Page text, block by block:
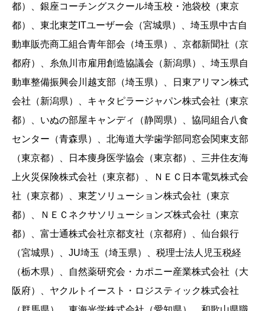
都）、銀座コーチングスクール埼玉校・池袋校（東京
都）、東北東芝ITユーザー会（宮城県）、埼玉県中古自
動車販売商工組合青年部会（埼玉県）、京都新聞社（京
都府）、糸魚川市雇用創造協議会（新潟県）、埼玉県自
動車整備振興会川越支部（埼玉県）、日東アリマン株式
会社（新潟県）、キャタピラージャパン株式会社（東京
都）、いぬの部屋キャンディ（静岡県）、協同組合八食
センター（青森県）、北海道大学歯学部同窓会関東支部
（東京都）、日本痩身医学協会（東京都）、三井住友海
上火災保険株式会社（東京都）、ＮＥＣ日本電気株式会
社（東京都）、東芝ソリューション株式会社（東京
都）、ＮＥＣネクサソリューションズ株式会社（東京
都）、富士通株式会社京都支社（京都府）、仙台銀行
（宮城県）、JU埼玉（埼玉県）、税理士法人児玉税経
（栃木県）、自然薬研究会・カポニー産業株式会社（大
阪府）、ヤクルトイースト・ロジスティック株式会社